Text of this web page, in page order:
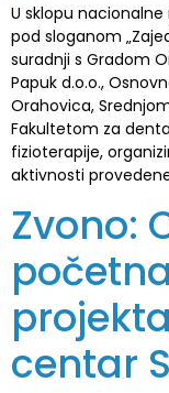
U sklopu
pod sloganom
suradnji s Gradom
Papuk d.o.o.,
Orahovica,
Fakultetom za
fizioterapije,
aktivnosti
Zvono:
centar